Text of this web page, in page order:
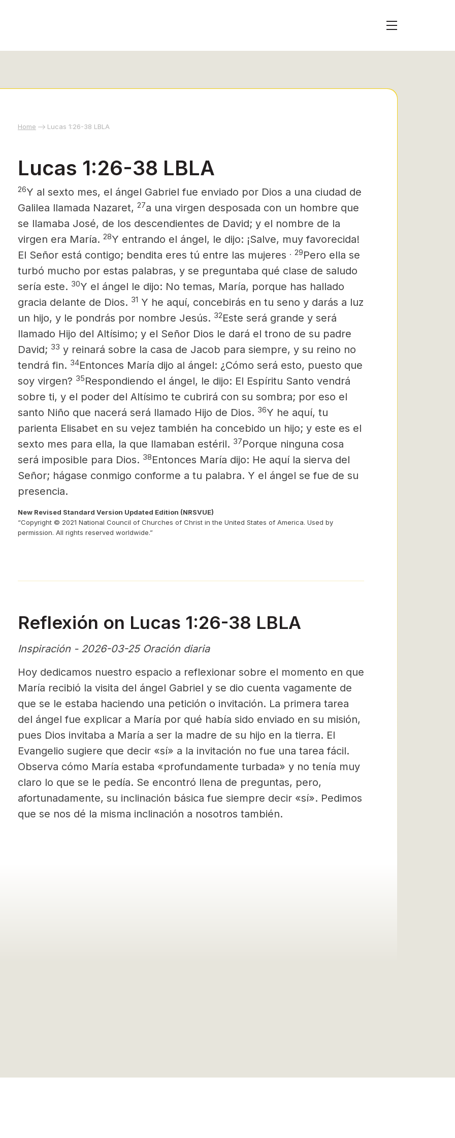
Home Lucas 1:26-38 LBLA
Lucas 1:26-38 LBLA
26Y al sexto mes, el ángel Gabriel fue enviado por Dios a una ciudad de
Galilea llamada Nazaret, 27a una virgen desposada con un hombre que
se llamaba José, de los descendientes de David; y el nombre de la
virgen era María. 28Y entrando el ángel, le dijo: ¡Salve, muy favorecida!
El Señor está contigo; bendita eres tú entre las mujeres . 29Pero ella se
turbó mucho por estas palabras, y se preguntaba qué clase de saludo
sería este. 30Y el ángel le dijo: No temas, María, porque has hallado
gracia delante de Dios. 31 Y he aquí, concebirás en tu seno y darás a luz
un hijo, y le pondrás por nombre Jesús. 32Este será grande y será
llamado Hijo del Altísimo; y el Señor Dios le dará el trono de su padre
David; 33 y reinará sobre la casa de Jacob para siempre, y su reino no
tendrá fin. 34Entonces María dijo al ángel: ¿Cómo será esto, puesto que
soy virgen? 35Respondiendo el ángel, le dijo: El Espíritu Santo vendrá
sobre ti, y el poder del Altísimo te cubrirá con su sombra; por eso el
santo Niño que nacerá será llamado Hijo de Dios. 36Y he aquí, tu
parienta Elisabet en su vejez también ha concebido un hijo; y este es el
sexto mes para ella, la que llamaban estéril. 37Porque ninguna cosa
será imposible para Dios. 38Entonces María dijo: He aquí la sierva del
Señor; hágase conmigo conforme a tu palabra. Y el ángel se fue de su
presencia.
New Revised Standard Version Updated Edition (NRSVUE)
“Copyright © 2021 National Council of Churches of Christ in the United States of America. Used by
permission. All rights reserved worldwide.”
Reflexión on Lucas 1:26-38 LBLA
Inspiración - 2026-03-25 Oración diaria
Hoy dedicamos nuestro espacio a reflexionar sobre el momento en que
María recibió la visita del ángel Gabriel y se dio cuenta vagamente de
que se le estaba haciendo una petición o invitación. La primera tarea
del ángel fue explicar a María por qué había sido enviado en su misión,
pues Dios invitaba a María a ser la madre de su hijo en la tierra. El
Evangelio sugiere que decir «sí» a la invitación no fue una tarea fácil.
Observa cómo María estaba «profundamente turbada» y no tenía muy
claro lo que se le pedía. Se encontró llena de preguntas, pero,
afortunadamente, su inclinación básica fue siempre decir «sí». Pedimos
que se nos dé la misma inclinación a nosotros también.